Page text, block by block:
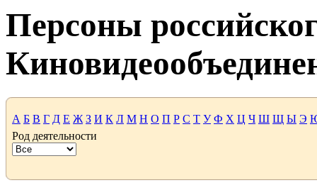
Персоны
А Б В Г Д Е Ж З И К Л М Н О П Р С Т У Ф Х Ц Ч Ш Щ Ы Э
Род деятельности